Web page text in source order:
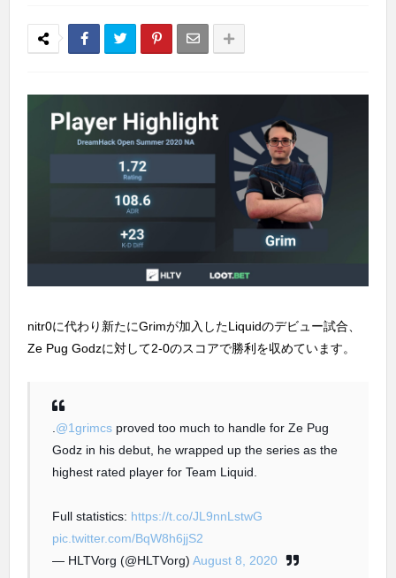
nitr0に代わり新たにGrimが加入したLiquidのデビュー試合、
Ze Pug Godzに対して2-0のスコアで勝利を収めています。
@1grimcs proved too much to handle for Ze Pug
Godz in his debut, he wrapped up the series as the
highest rated player for Team Liquid.
Full statistics: https://t.co/JL9nnLstwG
pic.twitter.com/BqW8h6jjS2
— HLTVorg (@HLTVorg) August 8, 2020